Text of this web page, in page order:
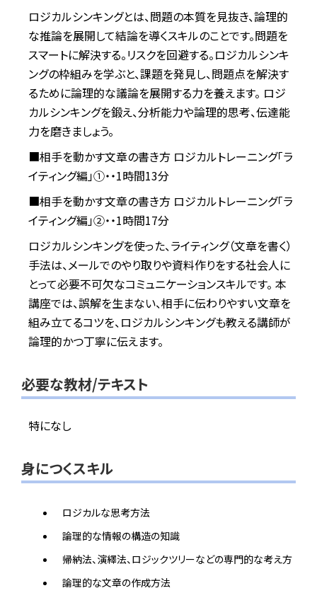
ロジカルシンキングとは、問題の本質を見抜き、論理的
な推論を展開して結論を導くスキルのことです。問題を
スマートに解決する。リスクを回避する。ロジカルシンキ
ングの枠組みを学ぶと、課題を発見し、問題点を解決す
るために論理的な議論を展開する力を養えます。 ロジ
カルシンキングを鍛え、分析能力や論理的思考、伝達能
力を磨きましょう。
■相手を動かす文章の書き方 ロジカルトレーニング「ラ
イティング編」①・・1時間13分
■相手を動かす文章の書き方 ロジカルトレーニング「ラ
イティング編」②・・1時間17分
ロジカルシンキングを使った、ライティング（文章を書く）
手法は、メールでのやり取りや資料作りをする社会人に
とって必要不可欠なコミュニケーションスキルです。 本
講座では、誤解を生まない、相手に伝わりやすい文章を
組み立てるコツを、ロジカルシンキングも教える講師が
論理的かつ丁寧に伝えます。
必要な教材/テキスト
特になし
身につくスキル
ロジカルな思考方法
論理的な情報の構造の知識
帰納法、演繹法、ロジックツリーなどの専門的な考え方
論理的な文章の作成方法